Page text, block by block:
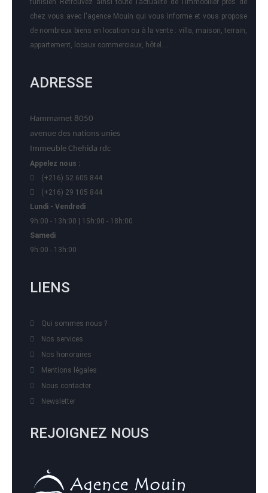
tunisien Retrouvez ainsi toute l’actualité de l’immobilier près de
chez vous avec l'agence Mouin qui vous informe et vous propose
de nombreux biens en location ou à la vente : villa, maison, terrain,
appartement, locaux commerciaux, hôtel….
ADRESSE
Hammamet 8050
avenue des nations unies
Immeuble Chehida rdc
Appelez nous :
(+216) 52 605 844
(+216) 29 105 844
Lundi - Vendredi
9h:00 - 13h:00 | 15h:00 - 18h:00
Samedi
9h:00 - 13h:00
LIENS
Qui sommes nous ?
Nos services
Nos honoraires
Mentions légales
Nous contacter
Newsletter
REJOIGNEZ NOUS